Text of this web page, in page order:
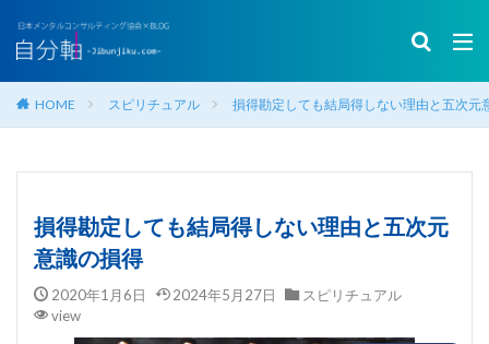
HOME スピリチュアル 損得勘定しても結局得しない理由と五次元
損得勘定しても結局得しない理由と五次元
意識の損得
2020年1月6日 2024年5月27日
スピリチュアル
view